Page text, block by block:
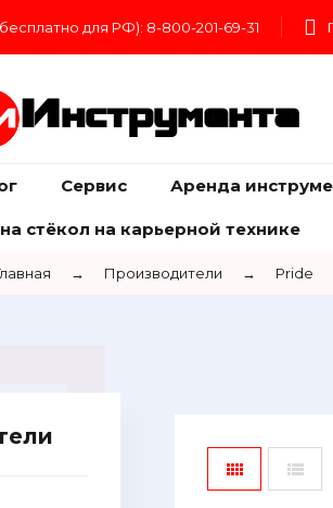
для РФ): 8-800-201-69-31
Инструмента
Сервис Аренда
стёкол на карьерной технике
→ Производители → Pride